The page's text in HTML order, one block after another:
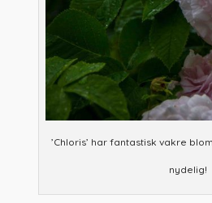
’Chloris’ har fantastisk vakre
nydelig!